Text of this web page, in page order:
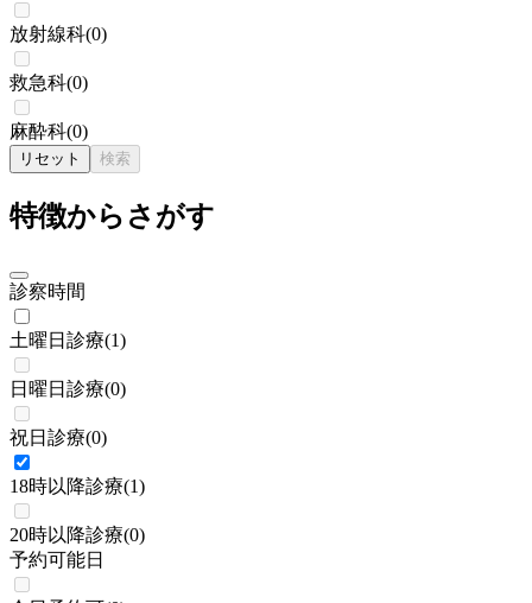
放射線科(0)
救急科(0)
麻酔科(0)
リセット 検索
特徴からさがす
診察時間
土曜日診療(1)
日曜日診療(0)
祝日診療(0)
18時以降診療(1)
20時以降診療(0)
予約可能日